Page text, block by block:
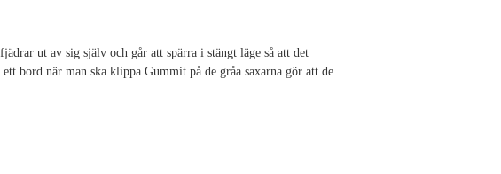
ut av sig själv och går att spärra i stängt läge så att det
bord när man ska klippa.Gummit på de gråa saxarna gör att de